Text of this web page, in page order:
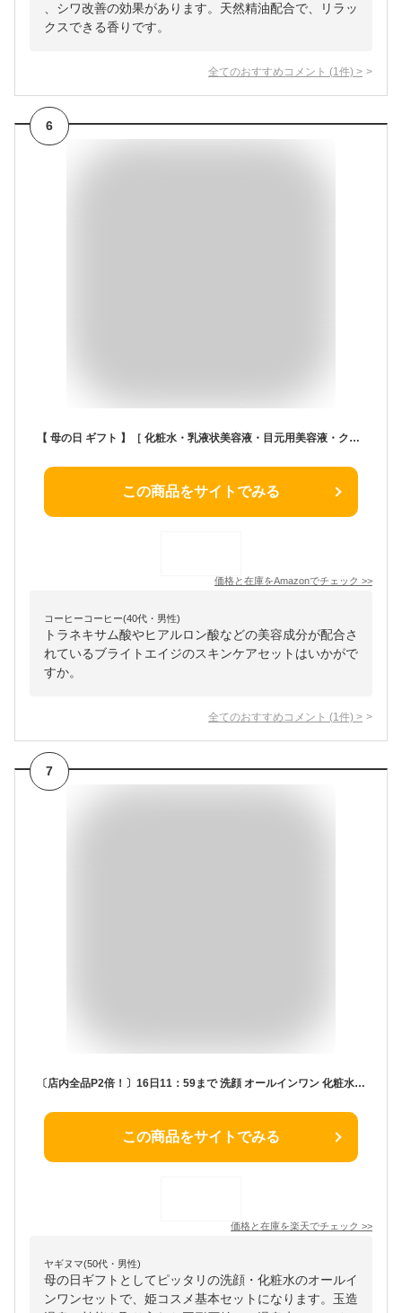
、シワ改善の効果があります。天然精油配合で、リラッ
クスできる香りです。
全てのおすすめコメント (1 件) >
6
【 母の日 ギフト 】［ 化粧水・乳液状美容液・目元用美容液・クレンジング・洗顔 ] ブライトエイジ スペシャルセット [ スキンケア セット 期間限定 基礎化粧品 医薬部外品 ] ブライトエイジ 公式
この商品をサイトでみる
価格と在庫をAmazonでチェック >>
コーヒーコーヒー(40代・男性)
トラネキサム酸やヒアルロン酸などの美容成分が配合さ
れているブライトエイジのスキンケアセットはいかがで
すか。
全てのおすすめコメント (1 件) >
7
〔店内全品P2倍！〕16日11：59まで 洗顔 オールインワン 化粧水【 姫コスメ基本セット (姫ラボ石けん・姫ラボローション・姫ラボゲル) 】 スキンケアセット 玉造温泉 石鹸 化粧品 温泉水オールインワン 固形石鹸 無香料 プレゼント ギフト メンズにも
この商品をサイトでみる
価格と在庫を楽天でチェック >>
ヤギヌマ(50代・男性)
母の日ギフトとしてピッタリの洗顔・化粧水のオールイ
ンワンセットで、姫コスメ基本セットになります。玉造